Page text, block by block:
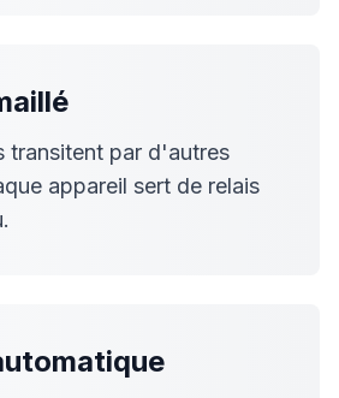
transitent par d'autres
appareil sert de relais